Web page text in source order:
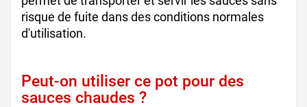
risque de fuite dans des conditions normales
d'utilisation.
Peut-on utiliser ce pot pour des
sauces chaudes ?